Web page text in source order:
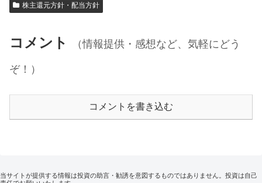
株主還元方針・配当方針
コメント
（情報提供・感想など、気軽にどう
ぞ！）
コメントを書き込む
当サイトが提供する情報は投資の助言・勧誘を意図するものではありません。投資は自己